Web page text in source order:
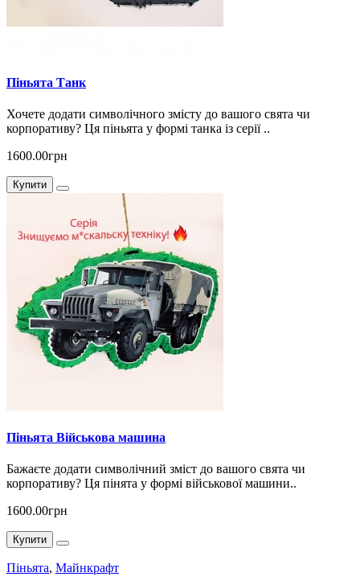
Піньята Танк
Хочете додати символічного змісту до вашого свята чи
корпоративу? Ця піньята у формі танка із серії ..
1600.00грн
Купити
Піньята Військова машина
Бажаєте додати символічний зміст до вашого свята чи
корпоративу? Ця пінята у формі військової машини..
1600.00грн
Купити
Піньята, Майнкрафт